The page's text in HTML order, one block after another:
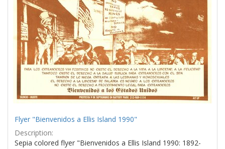
Flyer "Bienvenidos a Ellis Island 1990"
Description:
Sepia colored flyer "Bienvenidos a Ellis Island 1990: 1892-